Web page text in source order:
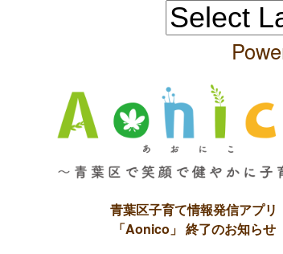
青葉区子育て情報発信アプリ
「Aonico」 終了のお知らせ